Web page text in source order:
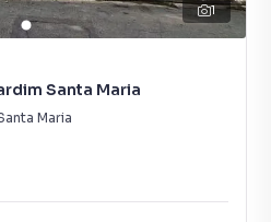
1
Santa Maria
Maria